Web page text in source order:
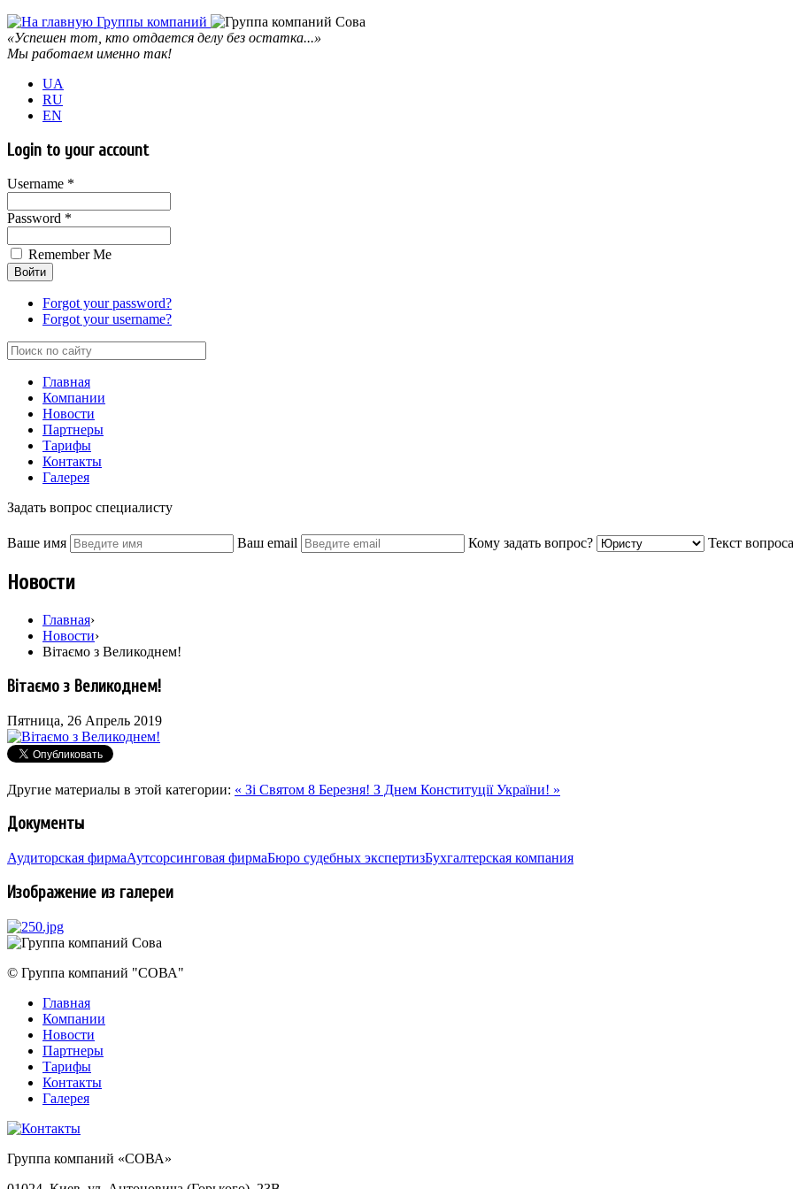
«Успешен тот, кто отдается делу без остатка...»
Мы работаем именно так!
UA
RU
EN
Login to your account
Username *
Password *
Remember Me
Forgot your password?
Forgot your username?
Главная
Компании
Новости
Партнеры
Тарифы
Контакты
Галерея
Задать вопрос специалисту
Ваше имя Ваш email Кому задать вопрос? Текст вопроса
Новости
Главная›
Новости›
Вітаємо з Великоднем!
Вітаємо з Великоднем!
Пятница, 26 Апрель 2019
Другие материалы в этой категории: « Зі Святом 8 Березня! З Днем Конституції України! »
Документы
Аудиторская фирмаАутсорсинговая фирмаБюро судебных экспертизБухгалтерская компания
Изображение из галереи
© Группа компаний "СОВА"
Главная
Компании
Новости
Партнеры
Тарифы
Контакты
Галерея
Группа компаний «СОВА»